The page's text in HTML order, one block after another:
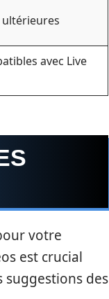
ultérieures
avec Live
votre
est crucial
suggestions des